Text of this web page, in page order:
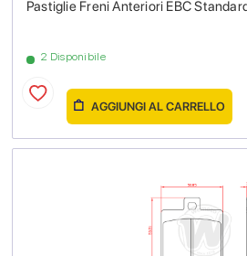
Pastiglie Freni Anteriori EBC
2 Disponibile
AGGIUNGI AL CARRELLO